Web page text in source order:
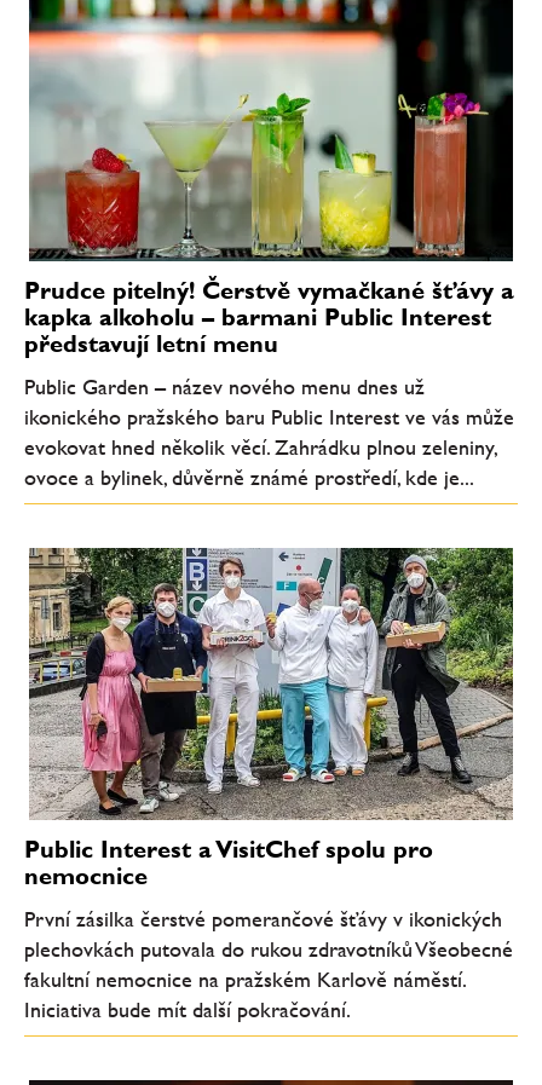
Prudce pitelný! Čerstvě vymačkané šťávy a
kapka alkoholu – barmani Public Interest
představují letní menu
Public Garden – název nového menu dnes už
ikonického pražského baru Public Interest ve vás může
evokovat hned několik věcí. Zahrádku plnou zeleniny,
ovoce a bylinek, důvěrně známé prostředí, kde je...
Public Interest a VisitChef spolu pro
nemocnice
První zásilka čerstvé pomerančové šťávy v ikonických
plechovkách putovala do rukou zdravotníků Všeobecné
fakultní nemocnice na pražském Karlově náměstí.
Iniciativa bude mít další pokračování.